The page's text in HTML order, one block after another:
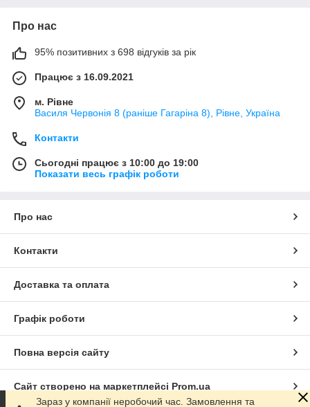
Про нас
95% позитивних з 698 відгуків за рік
Працює з 16.09.2021
м. Рівне
Василя Червонія 8 (раніше Гагаріна 8), Рівне, Україна
Контакти
Сьогодні працює з 10:00 до 19:00
Показати весь графік роботи
Про нас
Контакти
Доставка та оплата
Графік роботи
Повна версія сайту
Сайт створено на маркетплейсі Prom.ua
Зараз у компанії неробочий час. Замовлення та